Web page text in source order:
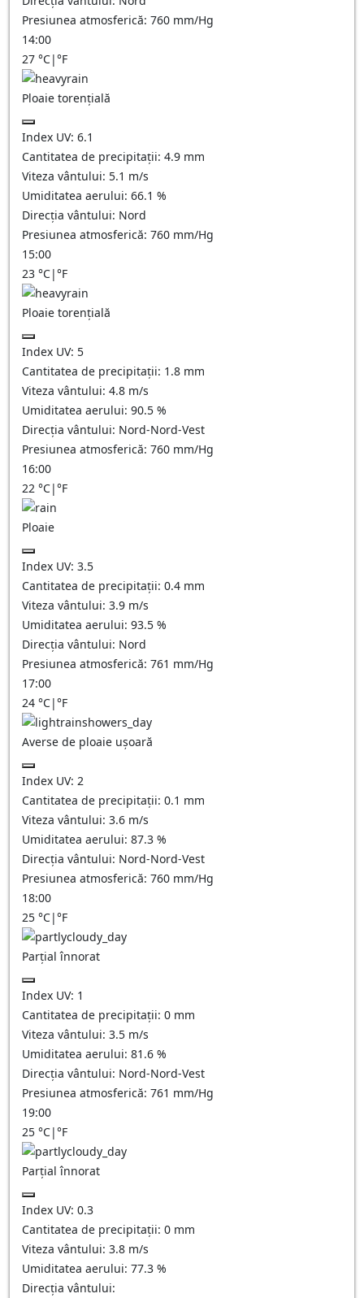
Presiunea atmosferică: 760 mm/Hg
14:00
27 °C|°F
Ploaie torențială
Index UV: 6.1
Cantitatea de precipitații: 4.9 mm
Viteza vântului: 5.1 m/s
Umiditatea aerului: 66.1 %
Direcția vântului: Nord
Presiunea atmosferică: 760 mm/Hg
15:00
23 °C|°F
Ploaie torențială
Index UV: 5
Cantitatea de precipitații: 1.8 mm
Viteza vântului: 4.8 m/s
Umiditatea aerului: 90.5 %
Direcția vântului: Nord-Nord-Vest
Presiunea atmosferică: 760 mm/Hg
16:00
22 °C|°F
Ploaie
Index UV: 3.5
Cantitatea de precipitații: 0.4 mm
Viteza vântului: 3.9 m/s
Umiditatea aerului: 93.5 %
Direcția vântului: Nord
Presiunea atmosferică: 761 mm/Hg
17:00
24 °C|°F
Averse de ploaie ușoară
Index UV: 2
Cantitatea de precipitații: 0.1 mm
Viteza vântului: 3.6 m/s
Umiditatea aerului: 87.3 %
Direcția vântului: Nord-Nord-Vest
Presiunea atmosferică: 760 mm/Hg
18:00
25 °C|°F
Parțial înnorat
Index UV: 1
Cantitatea de precipitații: 0 mm
Viteza vântului: 3.5 m/s
Umiditatea aerului: 81.6 %
Direcția vântului: Nord-Nord-Vest
Presiunea atmosferică: 761 mm/Hg
19:00
25 °C|°F
Parțial înnorat
Index UV: 0.3
Cantitatea de precipitații: 0 mm
Viteza vântului: 3.8 m/s
Umiditatea aerului: 77.3 %
Direcția vântului: